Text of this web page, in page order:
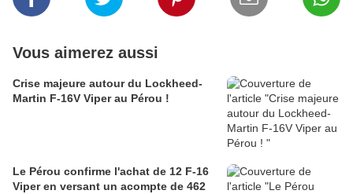
Vous aimerez aussi
Crise majeure autour du Lockheed-
Martin F-16V Viper au Pérou !
Le Pérou confirme l'achat de 12 F-16
Viper en versant un acompte de 462